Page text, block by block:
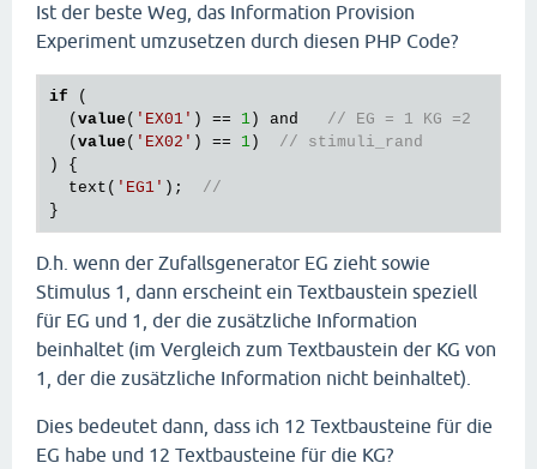
Ist der beste Weg, das Information Provision
Experiment umzusetzen durch diesen PHP Code?
if (
  (
value ( 'EX01' ) == 1 ) and // EG = 1 KG =2
  (
value ( 'EX02' ) == 1 ) // stimuli_rand
) {
  text(
'EG1' ); //
D.h. wenn der Zufallsgenerator EG zieht sowie
Stimulus 1, dann erscheint ein Textbaustein speziell
für EG und 1, der die zusätzliche Information
beinhaltet (im Vergleich zum Textbaustein der KG von
1, der die zusätzliche Information nicht beinhaltet).
Dies bedeutet dann, dass ich 12 Textbausteine für die
EG habe und 12 Textbausteine für die KG?